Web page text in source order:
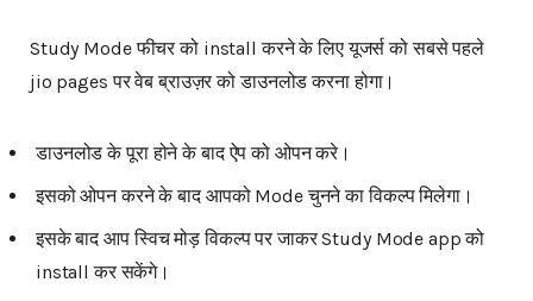
Study Mode फीचर को install करने के लिए यूजर्स को सबसे पहले
jio pages पर वेब ब्राउज़र को डाउनलोड करना होगा।
डाउनलोड के पूरा होने के बाद ऐप को ओपन करे।
इसको ओपन करने के बाद आपको Mode चुनने का विकल्प मिलेगा।
इसके बाद आप स्विच मोड़ विकल्प पर जाकर Study Mode app को
install कर सकेंगे।